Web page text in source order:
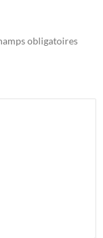
obligatoires